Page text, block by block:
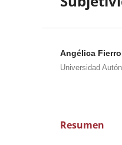
Angélica
Universidad
Resumen